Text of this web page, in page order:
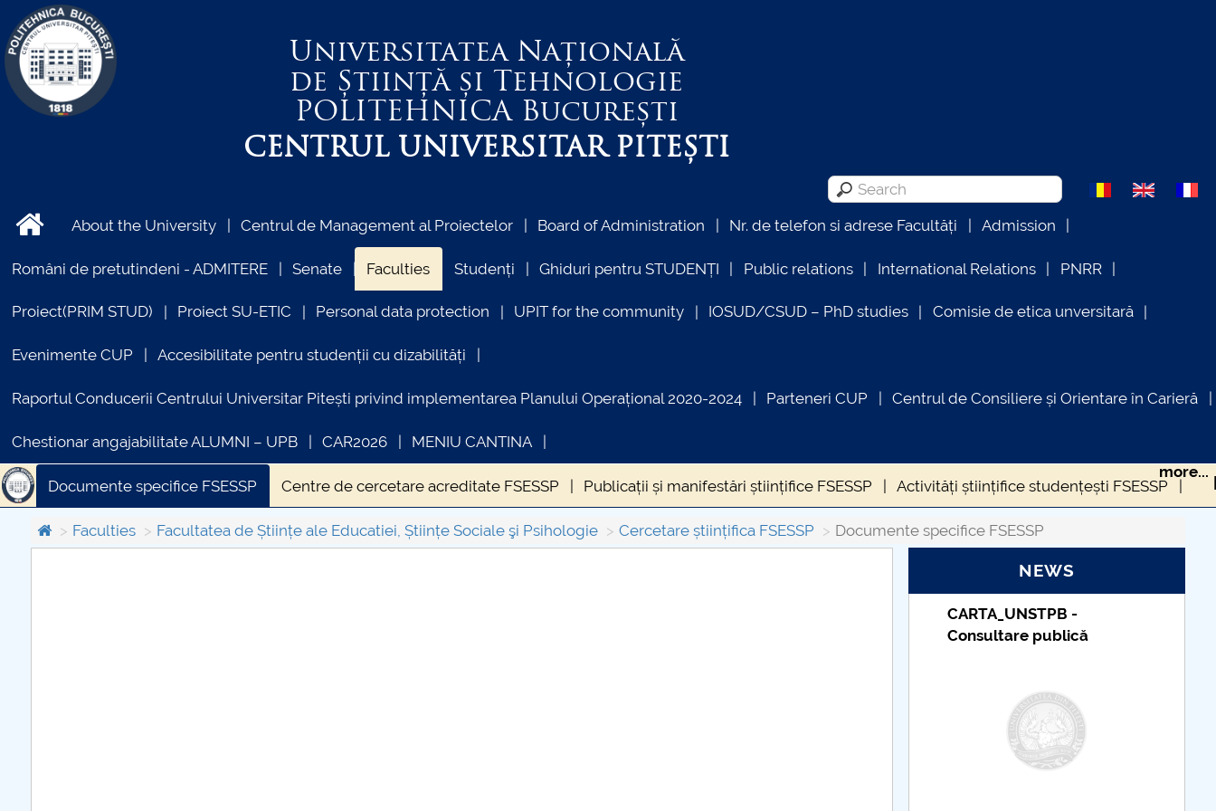
Universitatea Națională
de Știință și Tehnologie
POLITEHNICABucurești
CENTRUL UNIVERSITAR PITEȘTI
About the University Centrul de Management al Proiectelor Board of Administration Nr. de telefon si adrese Facultăți Admission
Români de pretutindeni - ADMITERE Senate Faculties Studenți Ghiduri pentru STUDENȚI Public relations International Relations PNRR
Proiect(PRIM STUD) Proiect SU-ETIC Personal data protection UPIT for the community IOSUD/CSUD – PhD studies Comisie de etica unversitară
Evenimente CUP Accesibilitate pentru studenții cu dizabilități
Raportul Conducerii Centrului Universitar Pitești privind implementarea Planului Operațional 2020-2024 Parteneri CUP Centrul de Consiliere și Orientare în Carieră
Chestionar angajabilitate ALUMNI – UPB CAR2026 MENIU CANTINA
Documente specifice FSESSP Centre de cercetare acreditate FSESSP Publicații și manifestări științifice FSESSP Activități științifice studențești FSESSP
Oferta FSESSP adresată mediului socio-economic
more...
Faculties Facultatea de Științe ale Educatiei, Științe Sociale şi Psihologie Cercetare științifica FSESSP Documente specifice FSESSP
NEWS
Taxe de școlarizare
indexate – Centrul